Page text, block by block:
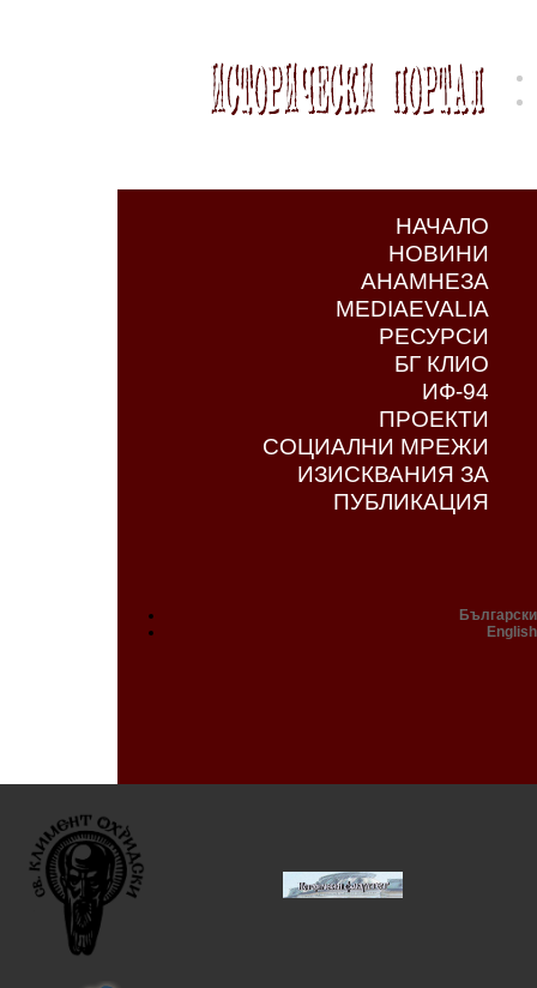
НАЧАЛО
НОВИНИ
АНАМНЕЗА
MEDIAEVALIA
РЕСУРСИ
БГ КЛИО
ИФ-94
ПРОЕКТИ
СОЦИАЛНИ МРЕЖИ
ИЗИСКВАНИЯ ЗА
ПУБЛИКАЦИЯ
Български
English